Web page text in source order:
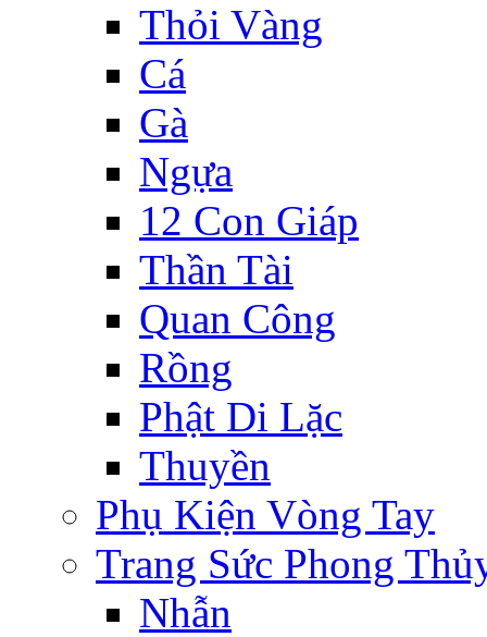
Thỏi Vàng
Cá
Gà
Ngựa
12 Con Giáp
Thần Tài
Quan Công
Rồng
Phật Di Lặc
Thuyền
Phụ Kiện Vòng Tay
Trang Sức Phong
Nhẫn